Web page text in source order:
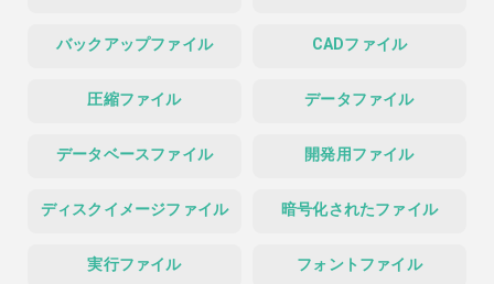
バックアップファイル CADファイル
圧縮ファイル データファイル
データベースファイル 開発用ファイル
ディスクイメージファイル 暗号化されたファイル
実行ファイル フォントファイル